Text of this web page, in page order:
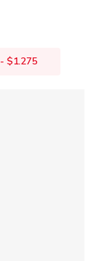
- $1.275